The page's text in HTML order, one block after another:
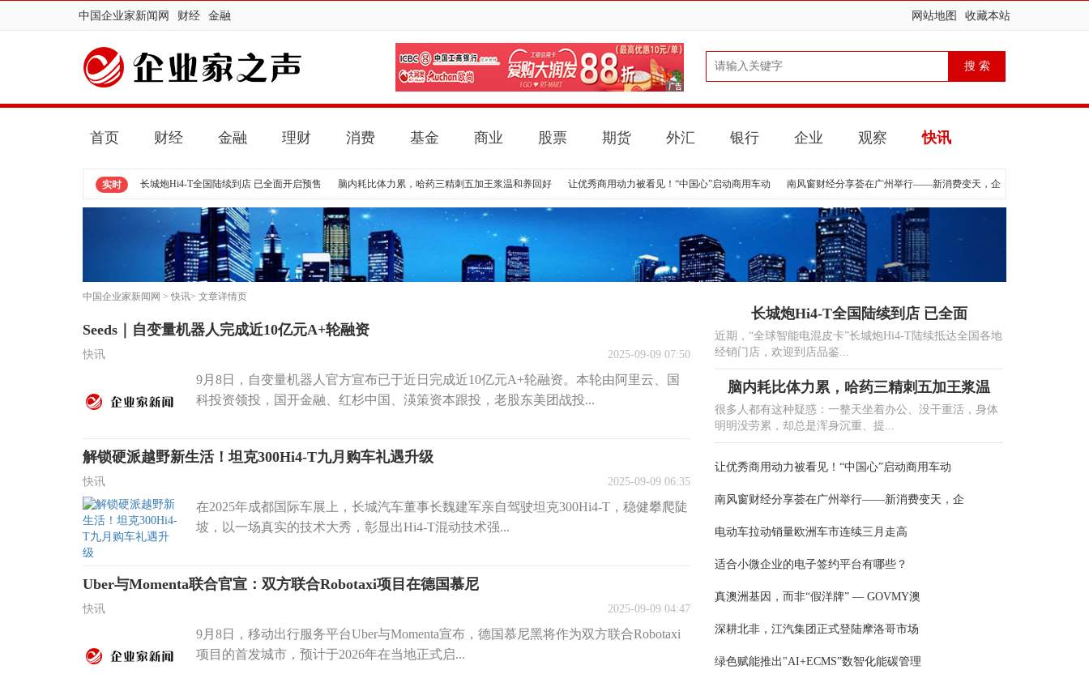
中国企业家新闻网 财经 金融 网站地图 收藏本站
首页 财经 金融 理财 消费 基金 商业 股票 期货 外汇 银行 企业 观察 快讯
实时 长城炮Hi4-T全国陆续到店 已全面开启预售 脑内耗比体力累，哈药三精刺五加王浆温和养回好 让优秀商用动力被看见！“中国心”启动商用车动 南风窗财经分享荟在广州举行——新消费变天，企
中国企业家新闻网 > 快讯> 文章详情页
Seeds｜自变量机器人完成近10亿元A+轮融资
快讯 2025-09-09 07:50
9月8日，自变量机器人官方宣布已于近日完成近10亿元A+轮融资。本轮由阿里云、国
科投资领投，国开金融、红杉中国、渶策资本跟投，老股东美团战投...
解锁硬派越野新生活！坦克300Hi4-T九月购车礼遇升级
快讯 2025-09-09 06:35
在2025年成都国际车展上，长城汽车董事长魏建军亲自驾驶坦克300Hi4-T，稳健攀爬陡
坡，以一场真实的技术大秀，彰显出Hi4-T混动技术强...
Uber与Momenta联合官宣：双方联合Robotaxi项目在德国慕尼
快讯 2025-09-09 04:47
9月8日，移动出行服务平台Uber与Momenta宣布，德国慕尼黑将作为双方联合Robotaxi
项目的首发城市，预计于2026年在当地正式启...
长城炮Hi4-T全国陆续到店 已全面
近期，“全球智能电混皮卡”长城炮Hi4-T陆续抵达全国各地
经销门店，欢迎到店品鉴...
脑内耗比体力累，哈药三精刺五加王浆温
很多人都有这种疑惑：一整天坐着办公、没干重活，身体
明明没劳累，却总是浑身沉重、提...
让优秀商用动力被看见！“中国心”启动商用车动
南风窗财经分享荟在广州举行——新消费变天，企
电动车拉动销量欧洲车市连续三月走高
适合小微企业的电子签约平台有哪些？
真澳洲基因，而非“假洋牌” — GOVMY澳
深耕北非，江汽集团正式登陆摩洛哥市场
绿色赋能推出"AI+ECMS”数智化能碳管理